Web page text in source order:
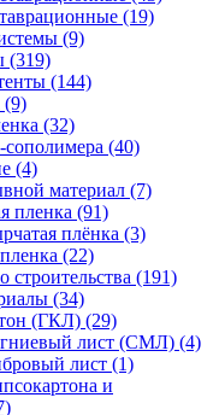
(19)
(9)
(319)
(144)
(9)
(32)
(40)
(4)
материал (7)
пленка (91)
плёнка (3)
(22)
строительства (191)
(34)
(ГКЛ) (29)
лист (СМЛ) (4)
лист (1)
и